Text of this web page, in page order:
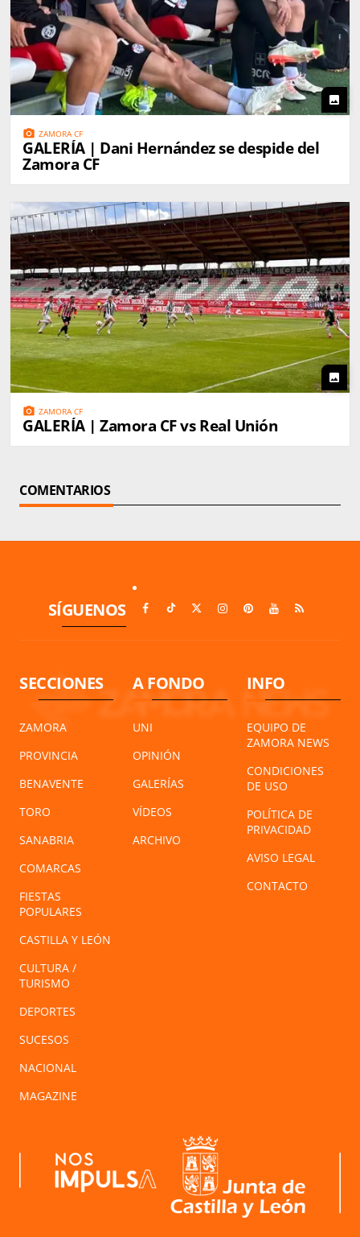
photo
photo_camera ZAMORA CF
GALERÍA | Dani Hernández se despide del
Zamora CF
photo
photo_camera ZAMORA CF
GALERÍA | Zamora CF vs Real Unión
COMENTARIOS
SÍGUENOS
SECCIONES
ZAMORA
PROVINCIA
BENAVENTE
TORO
SANABRIA
COMARCAS
FIESTAS
POPULARES
CASTILLA Y LEÓN
CULTURA /
TURISMO
DEPORTES
SUCESOS
NACIONAL
MAGAZINE
A FONDO
UNI
OPINIÓN
GALERÍAS
VÍDEOS
ARCHIVO
INFO
EQUIPO DE
ZAMORA NEWS
CONDICIONES
DE USO
POLÍTICA DE
PRIVACIDAD
AVISO LEGAL
CONTACTO